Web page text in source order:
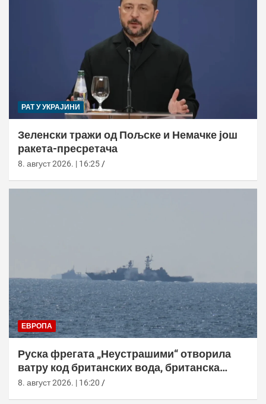
РАТ У УКРАЈИНИ
Зеленски тражи од Пољске и Немачке још
ракета-пресретача
8. август 2026. | 16:25
ЕВРОПА
Руска фрегата „Неустрашими“ отворила
ватру код британских вода, британска
морнарица појачала праћење
8. август 2026. | 16:20